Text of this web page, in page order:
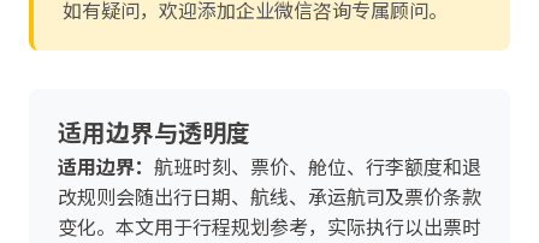
如有疑问，欢迎添加企业微信咨询专属顾问。
适用边界与透明度
适用边界： 航班时刻、票价、舱位、行李额度和退
改规则会随出行日期、航线、承运航司及票价条款
变化。本文用于行程规划参考，实际执行以出票时